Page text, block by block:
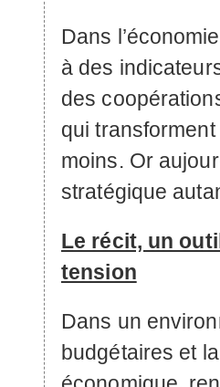
Dans
à des
des
qui
moins. Or
stratégique
Le récit, un
tension
Dans un
budgétaires et